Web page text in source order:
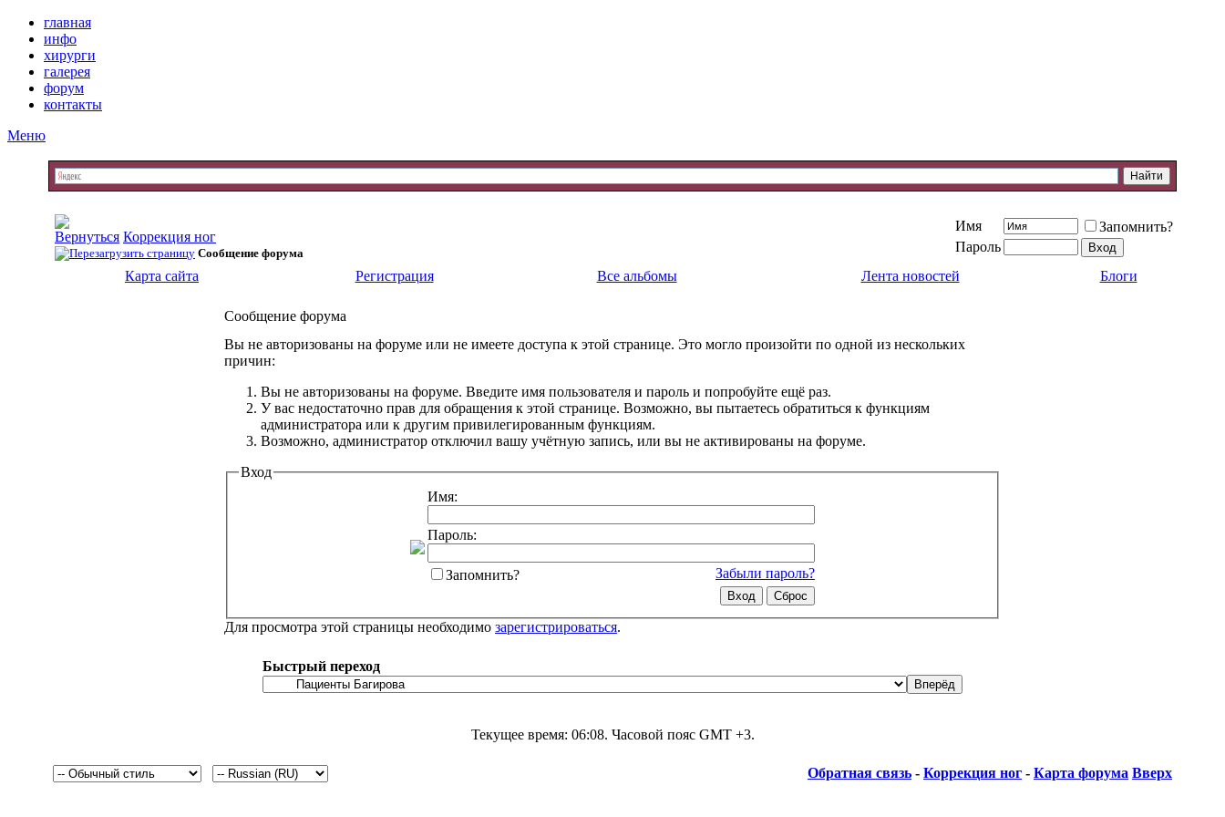
главная
инфо
хирурги
галерея
форум
контакты
Меню
Коррекция ног
Сообщение форума
Имя
Запомнить?
Пароль
Карта сайта
Регистрация Все альбомы Лента новостей Блоги
Сообщение форума
Вы не авторизованы на форуме или не имеете доступа к этой странице. Это могло произойти по одной из нескольких
причин:
Вы не авторизованы на форуме. Введите имя пользователя и пароль и попробуйте ещё раз.
У вас недостаточно прав для обращения к этой странице. Возможно, вы пытаетесь обратиться к функциям
администратора или к другим привилегированным функциям.
Возможно, администратор отключил вашу учётную запись, или вы не активированы на форуме.
Вход
Имя:
Пароль:
Забыли пароль?
Запомнить?
Для просмотра этой страницы необходимо зарегистрироваться.
Быстрый переход
Текущее время: 06:08. Часовой пояс GMT +3.
Обратная связь - Коррекция ног - Карта форума Вверх